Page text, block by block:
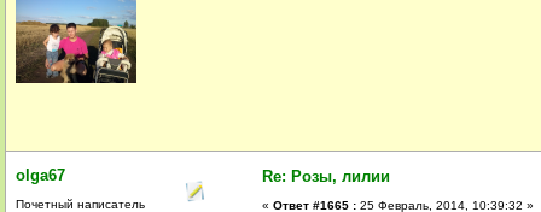
olga67
Почетный написатель
Re: Розы, лилии
« Ответ #1665 : 25 Февраль, 2014, 10:39:32 »